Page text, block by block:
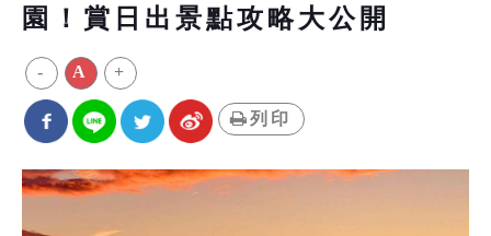
園！賞日出景點攻略大公開
- A +
列印